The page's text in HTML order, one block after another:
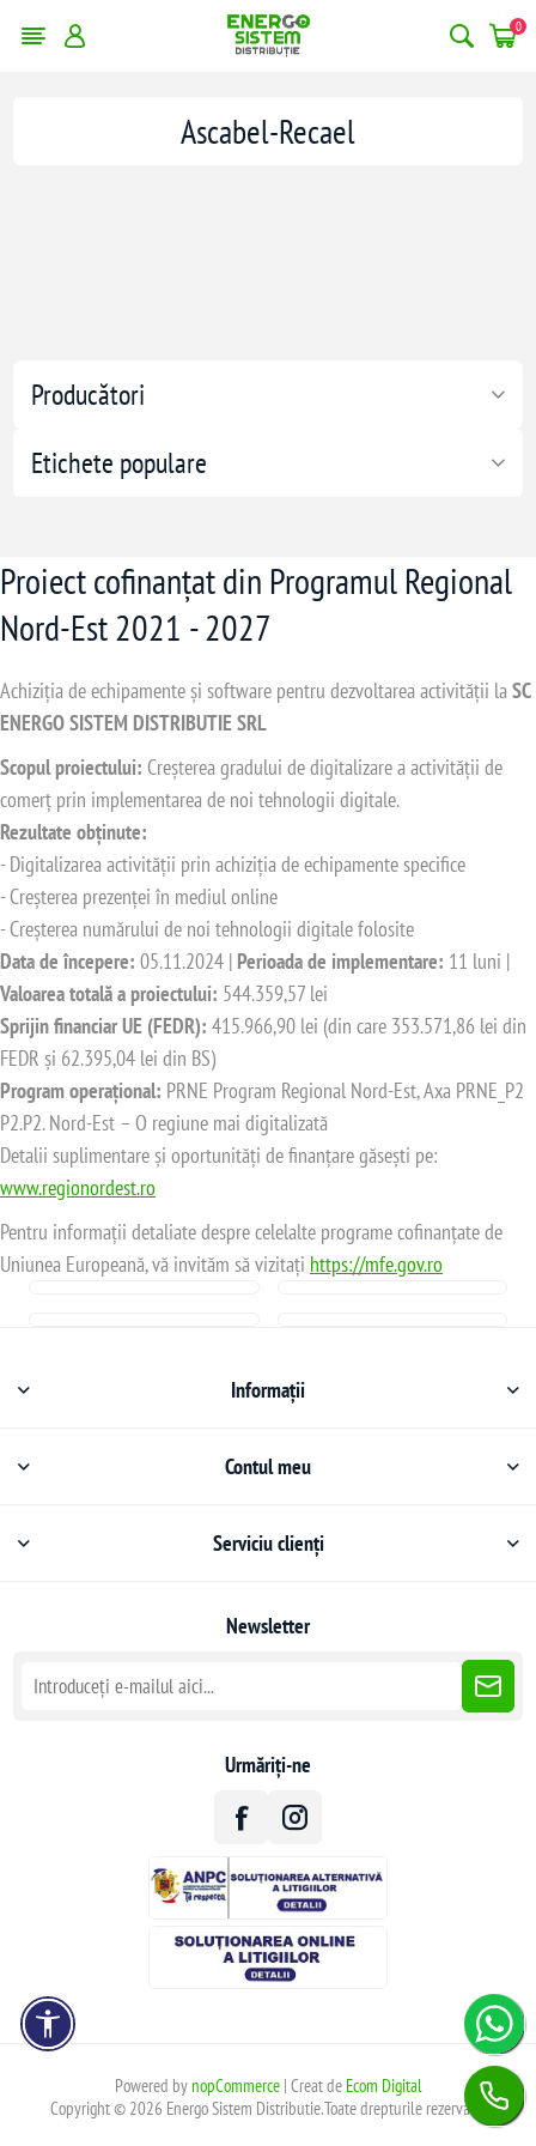
0
Producători
Etichete populare
Ascabel-Recael
Proiect cofinanțat din Programul Regional
Nord-Est 2021 - 2027
Achiziția de echipamente și software pentru dezvoltarea activității laSC
ENERGO SISTEM DISTRIBUTIE SRL
Scopul proiectului: Creșterea gradului de digitalizare a activității de
comerț prin implementarea de noi tehnologii digitale.
Rezultate obținute:
- Digitalizarea activității prin achiziția de echipamente specifice
- Creșterea prezenței în mediul online
- Creșterea numărului de noi tehnologii digitale folosite
Data de începere: 05.11.2024 | Perioada de implementare: 11 luni |
Valoarea totală a proiectului: 544.359,57 lei
Sprijin financiar UE (FEDR): 415.966,90 lei (din care 353.571,86 lei din
FEDR și 62.395,04 lei din BS)
Program operațional: PRNE Program Regional Nord-Est, Axa PRNE_P2
P2.P2. Nord-Est – O regiune mai digitalizată
Detalii suplimentare și oportunități de finanțare găsești pe:
www.regionordest.ro
Pentru informații detaliate despre celelalte programe cofinanțate de
Uniunea Europeană, vă invităm să vizitați https://mfe.gov.ro
Informații
Contul meu
Serviciu clienți
Newsletter
Urmăriți-ne
Powered bynopCommerce| Creat de Ecom Digital
Copyright © 2026 Energo Sistem Distributie.Toate drepturile rezervate.